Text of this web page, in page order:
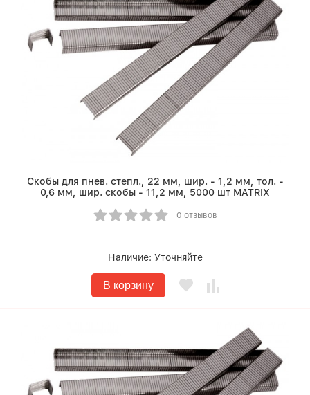
Скобы для пнев. степл., 22 мм, шир. - 1,2 мм, тол. -
0,6 мм, шир. скобы - 11,2 мм, 5000 шт MATRIX
0 отзывов
Наличие: Уточняйте
В корзину